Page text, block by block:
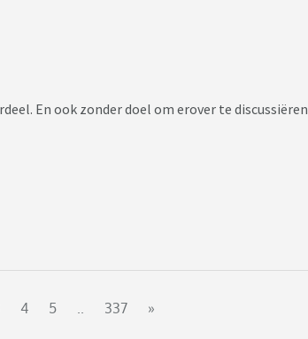
En ook zonder doel om erover te discussiëren
4 5 .. 337 »